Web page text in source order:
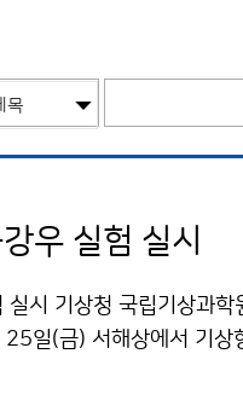
우 실험 실시
시 기상청 국립기상과
일(금) 서해상에서 기